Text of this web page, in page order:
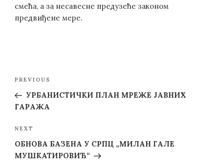
смећа, а за несавесне предузеће законом
предвиђене мере.
Post
Previous
Post
PREVIOUS
УРБАНИСТИЧКИ ПЛАН МРЕЖЕ ЈАВНИХ
ГАРАЖА
Next
Post
NEXT
ОБНОВА БАЗЕНА У СРПЦ „МИЛАН ГАЛЕ
МУШКАТИРОВИЋ“